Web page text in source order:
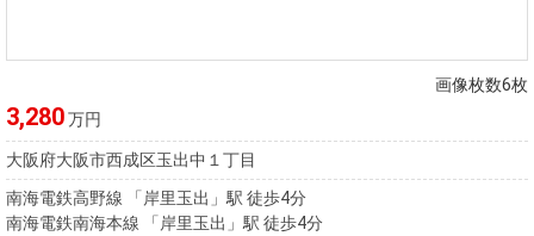
画像枚数6枚
3,280万円
大阪府大阪市西成区玉出中１丁目
南海電鉄高野線 「岸里玉出」駅 徒歩4分
南海電鉄南海本線 「岸里玉出」駅 徒歩4分